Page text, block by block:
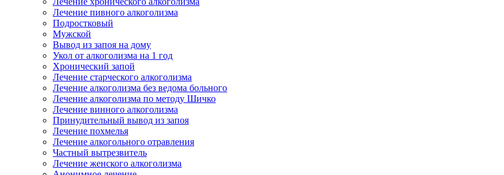
Лечение пивного алкоголизма
Подростковый
Мужской
Вывод из запоя на дому
Укол от алкоголизма на 1 год
Хронический запой
Лечение старческого алкоголизма
Лечение алкоголизма без ведома больного
Лечение алкоголизма по методу Шичко
Лечение винного алкоголизма
Принудительный вывод из запоя
Лечение похмелья
Лечение алкогольного отравления
Частный вытрезвитель
Лечение женского алкоголизма